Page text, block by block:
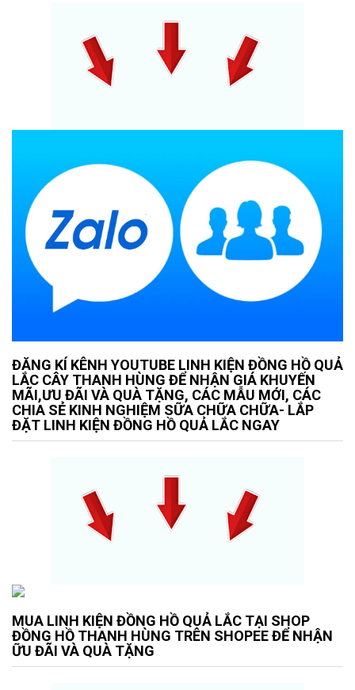
ĐĂNG KÍ KÊNH YOUTUBE LINH KIỆN ĐỒNG HỒ QUẢ
LẮC CÂY THANH HÙNG ĐỂ NHẬN GIÁ KHUYẾN
MÃI,ƯU ĐÃI VÀ QUÀ TẶNG, CÁC MẪU MỚI, CÁC
CHIA SẺ KINH NGHIỆM SỮA CHỮA CHỮA- LẮP
ĐẶT LINH KIỆN ĐỒNG HỒ QUẢ LẮC NGAY
MUA LINH KIỆN ĐỒNG HỒ QUẢ LẮC TẠI SHOP
ĐỒNG HỒ THANH HÙNG TRÊN SHOPEE ĐỂ NHẬN
ỮU ĐÃI VÀ QUÀ TẶNG